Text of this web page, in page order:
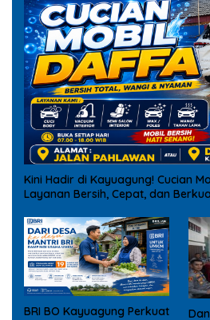
Kini Hadir di Kayuagung! Cucian
Layanan Bersih, Cepat, dan
BRI BO Kayuagung Perkuat